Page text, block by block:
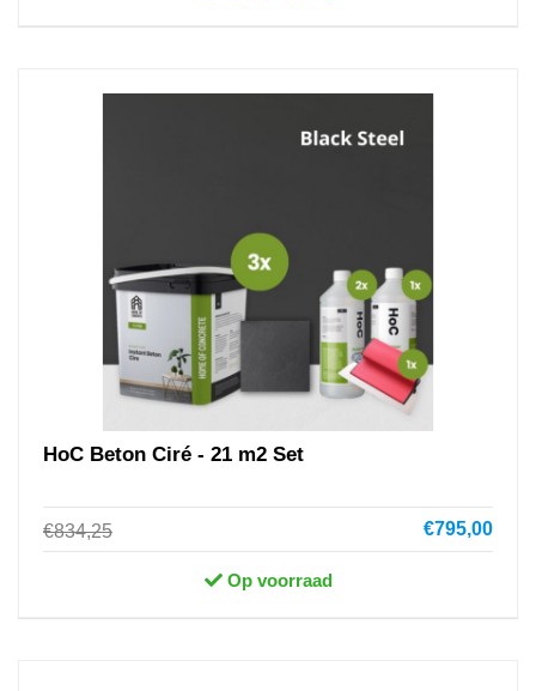
HoC Beton Ciré - 21 m2 Set
€834,25 €795,00
Op voorraad